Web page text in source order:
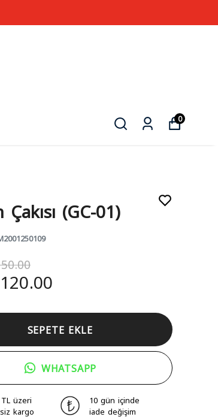
0
(GC-01)
SEPETE EKLE
WHATSAPP
TL üzeri
kargo
10 gün içinde
iade değişim